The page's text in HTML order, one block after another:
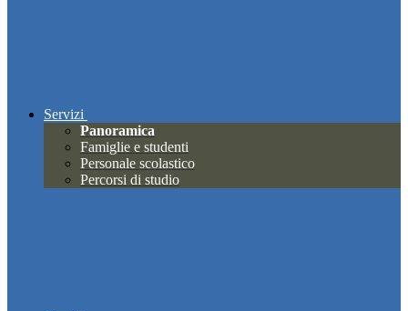
Servizi
Panoramica
Famiglie e studenti
Personale scolastico
Percorsi di studio